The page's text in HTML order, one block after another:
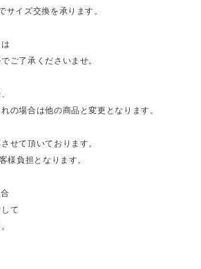
サイズ交換を承ります。
ご了承くださいませ。
の場合は他の商品と変更となります。
せて頂いております。
負担となります。
て